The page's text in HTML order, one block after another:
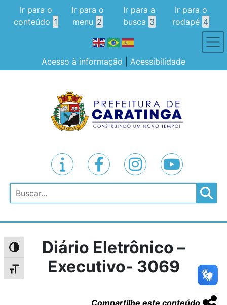
Alternar alto contraste
Alternar tamanho da fonte
Ir para o
conteúdo 1
Ir para o
menu 2
Ir para a
busca 3
Ir para o
rodapé 4
Acesso à informação Acessibilidade
Pesquisar
Diário Eletrônico –
Executivo- 3069
Compartilhe este conteúdo